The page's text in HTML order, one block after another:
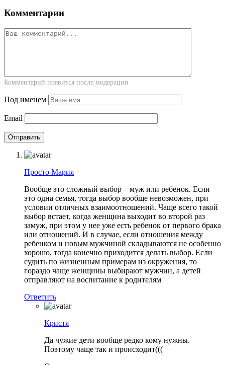
Комментарии
Комментарий появится после модерации
Под именем
Email
Просто Мария
Вообще это сложный выбор – муж или ребенок. Если
это одна семья, тогда выбор вообще невозможен, при
условии отличных взаимоотношений. Чаще всего такой
выбор встает, когда женщина выходит во второй раз
замуж, при этом у нее уже есть ребенок от первого брака
или отношений. И в случае, если отношения между
ребенком и новым мужчиной складываются не особенно
хорошо, тогда конечно приходится делать выбор. Если
судить по жизненным примерам из окружения, то
гораздо чаще женщины выбирают мужчин, а детей
отправляют на воспитание к родителям
Ответить
Кристя
Да чужие дети вообще редко кому нужны.
Поэтому чаще так и происходит(((